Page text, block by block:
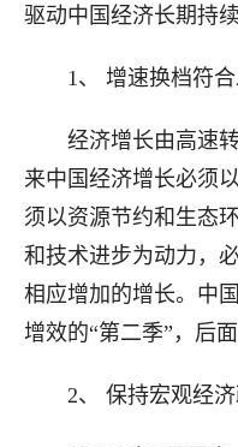
驱动中国经济长期持
1、 增速换档符合
经济增长由高速转
来中国经济增长必须
须以资源节约和生态
和技术进步为动力，
相应增加的增长。中
增效的“第二季”，后
2、 保持宏观经济